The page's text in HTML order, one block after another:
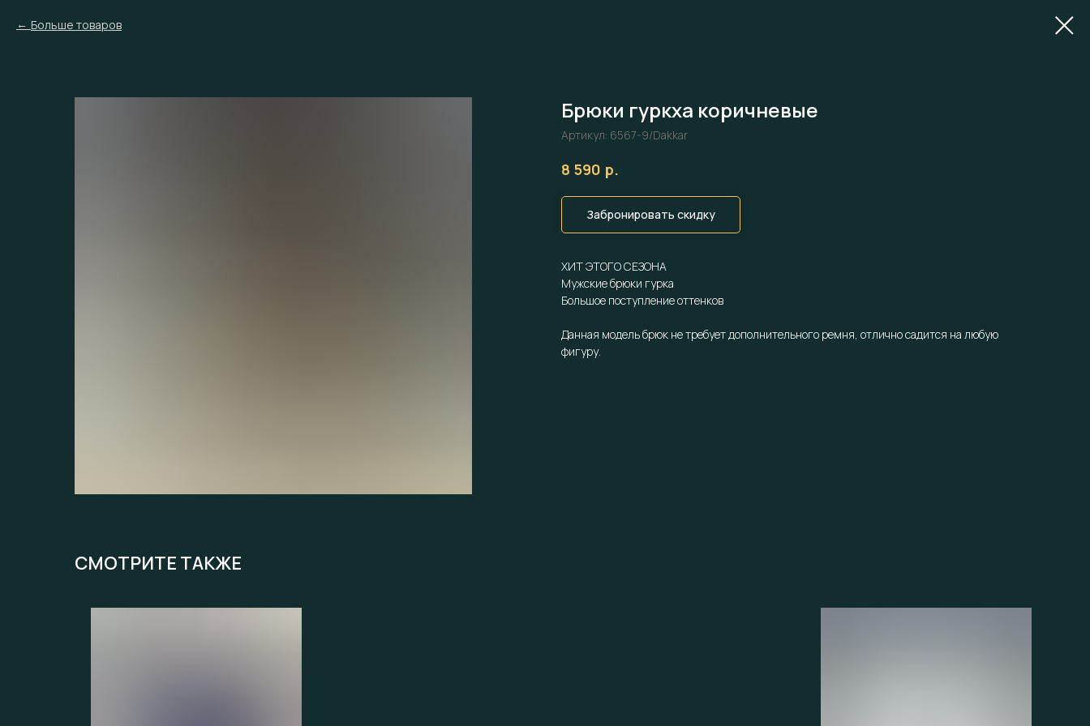
Больше товаров
Брюки гуркха коричневые
Артикул: 6567-9/Dakkar
8 590 р.
Забронировать скидку
ХИТ ЭТОГО СЕЗОНА
Мужские брюки гурка
Большое поступление оттенков
Данная модель брюк не требует дополнительного ремня, отлично садится на любую
фигуру.
СМОТРИТЕ ТАКЖЕ